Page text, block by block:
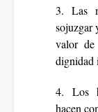
3. Las
sojuzgar
valor
dignidad
4. Los
hacen